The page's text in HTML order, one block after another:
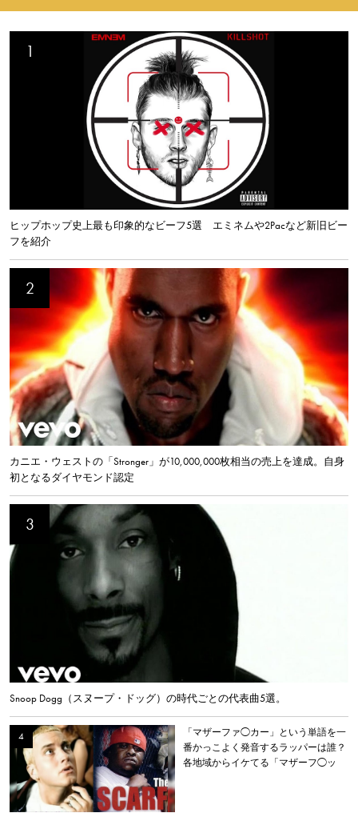
ヒップホップ史上最も印象的なビーフ5選 エミネムや2Pacなど新旧ビー
フを紹介
カニエ・ウェストの「Stronger」が10,000,000枚相当の売上を達成。自身
初となるダイヤモンド認定
Snoop Dogg（スヌープ・ドッグ）の時代ごとの代表曲5選。
「マザーファ◯カー」という単語を一
番かっこよく発音するラッパーは誰？
各地域からイケてる「マザーフ◯ッ